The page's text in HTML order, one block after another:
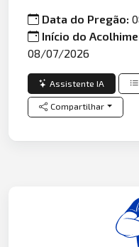
Data do Pregão:
Início do
08/07/2026
Assistente IA
Compartilhar